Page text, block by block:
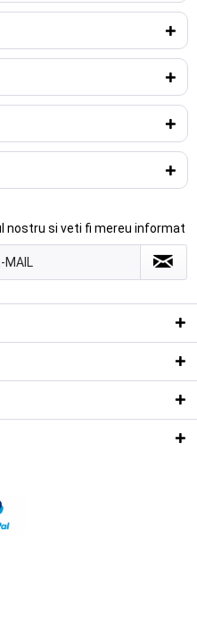
nostru si veti fi mereu informat